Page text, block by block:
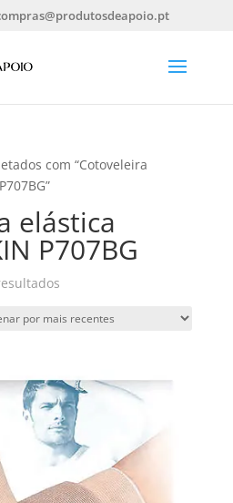
com “Cotoveleira
elástica
P707BG
Ordenado
mais